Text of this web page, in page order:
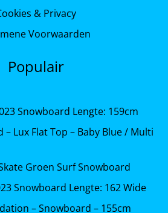
& Privacy
Voorwaarden
Populair
Snowboard Lengte: 159cm
Lux Flat Top – Baby Blue / Multi
Groen Surf Snowboard
Snowboard Lengte: 162 Wide
– Snowboard – 155cm